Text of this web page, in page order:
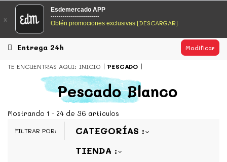
EsDeMercado.com
EsDeMercado.com
los mejores mercados de Barcelona y de productores
locales.
EsDeMercado.com
EsDeMercado.comte lleva a casa los mejores productos de
los mejores mercados de Barcelona y de productores
x
Esdemercado APP
------------------------
Obtén promociones exclusivas [DESCARGAR]
Entrega 24h Modificar
TE ENCUENTRAS AQUI: INICIO PESCADO
Pescado Blanco
Mostrando 1 - 24 de 36 artículos
FILTRAR POR:
CATEGORÍAS
TIENDA